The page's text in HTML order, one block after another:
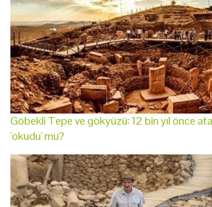
Göbekli Tepe ve gökyüzü: 12 bin yıl önce
'okudu' mu?